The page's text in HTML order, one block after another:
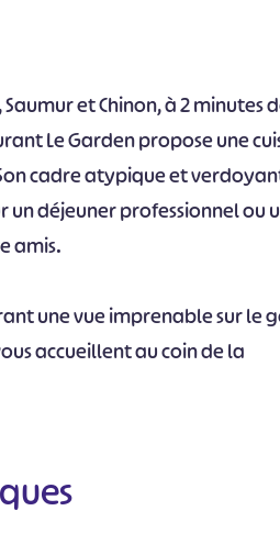
et Chinon, à 2 minutes
Le Garden propose une
cadre atypique et
déjeuner professionnel ou
amis.
une vue imprenable sur le
accueillent au coin de la